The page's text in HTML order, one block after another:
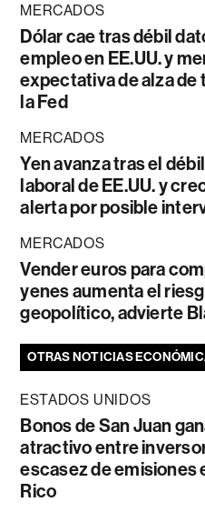
MERCADOS
Dólar cae tras débil
empleo en EE.UU. y
expectativa de alza de
la Fed
MERCADOS
Yen avanza tras el
laboral de EE.UU. y
alerta por posible
MERCADOS
Vender euros para
yenes aumenta el
geopolítico, advierte
OTRAS NOTICIAS
ESTADOS UNIDOS
Bonos de San Juan
atractivo entre
escasez de emisiones
Rico